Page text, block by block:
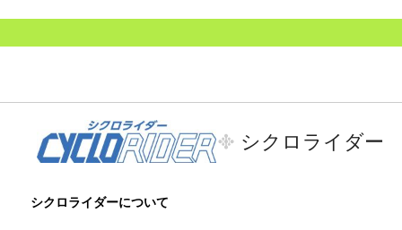
シクロライダー
シクロライダーについて